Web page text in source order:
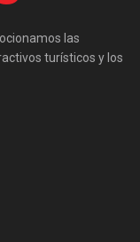
las
turísticos y los